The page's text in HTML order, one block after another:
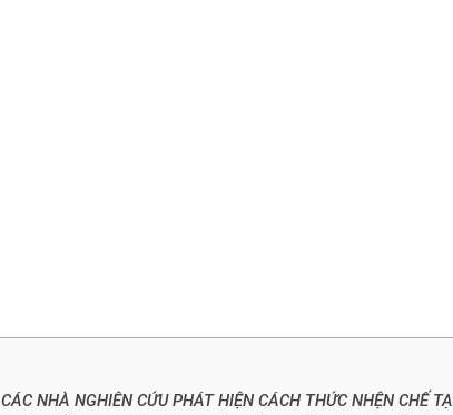
CÁC NHÀ NGHIÊN CỨU PHÁT HIỆN CÁCH THỨC NHỆN CHẾ